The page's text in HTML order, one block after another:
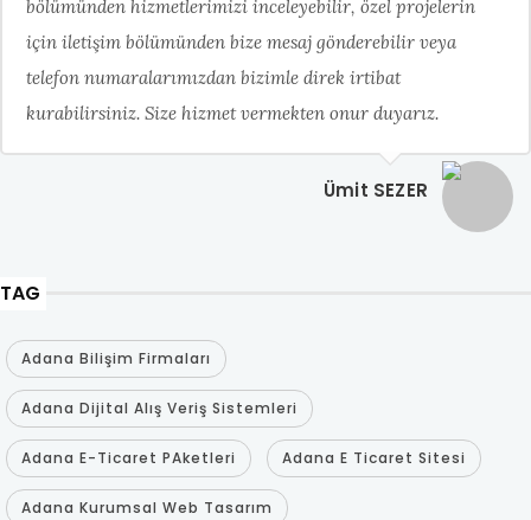
bölümünden hizmetlerimizi inceleyebilir, özel projelerin
için iletişim bölümünden bize mesaj gönderebilir veya
telefon numaralarımızdan bizimle direk irtibat
kurabilirsiniz. Size hizmet vermekten onur duyarız.
Ümit SEZER
TAG
Adana Bilişim Firmaları
Adana Dijital Alış Veriş Sistemleri
Adana E-Ticaret PAketleri Adana E Ticaret Sitesi
Adana Kurumsal Web Tasarım